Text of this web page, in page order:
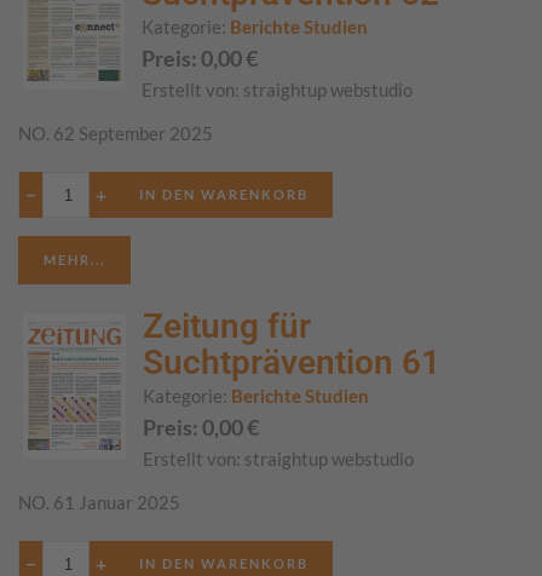
Kategorie: Berichte Studien
Preis: 0,00€
Erstellt von: straightup webstudio
NO. 62 September 2025
− +
MEHR...
Zeitung für
Suchtprävention 61
Kategorie: Berichte Studien
Preis: 0,00€
Erstellt von: straightup webstudio
NO. 61 Januar 2025
− +